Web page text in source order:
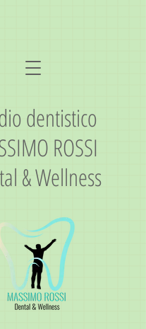
dentistico
ROSSI
& Wellness